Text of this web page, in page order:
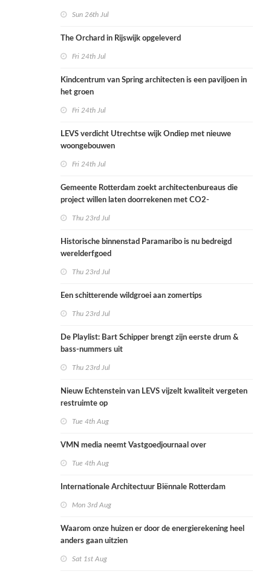
Sun 26th Jul
The Orchard in Rijswijk opgeleverd
Fri 24th Jul
Kindcentrum van Spring architecten is een paviljoen in
het groen
Fri 24th Jul
LEVS verdicht Utrechtse wijk Ondiep met nieuwe
woongebouwen
Fri 24th Jul
Gemeente Rotterdam zoekt architectenbureaus die
project willen laten doorrekenen met CO2-
Thu 23rd Jul
Historische binnenstad Paramaribo is nu bedreigd
werelderfgoed
Thu 23rd Jul
Een schitterende wildgroei aan zomertips
Thu 23rd Jul
De Playlist: Bart Schipper brengt zijn eerste drum &
bass-nummers uit
Thu 23rd Jul
Nieuw Echtenstein van LEVS vijzelt kwaliteit vergeten
restruimte op
Tue 4th Aug
VMN media neemt Vastgoedjournaal over
Tue 4th Aug
Internationale Architectuur Biënnale Rotterdam
Mon 3rd Aug
Waarom onze huizen er door de energierekening heel
anders gaan uitzien
Sat 1st Aug